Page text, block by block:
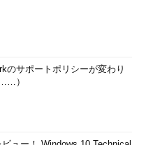
のサポートポリシーが変わり
）